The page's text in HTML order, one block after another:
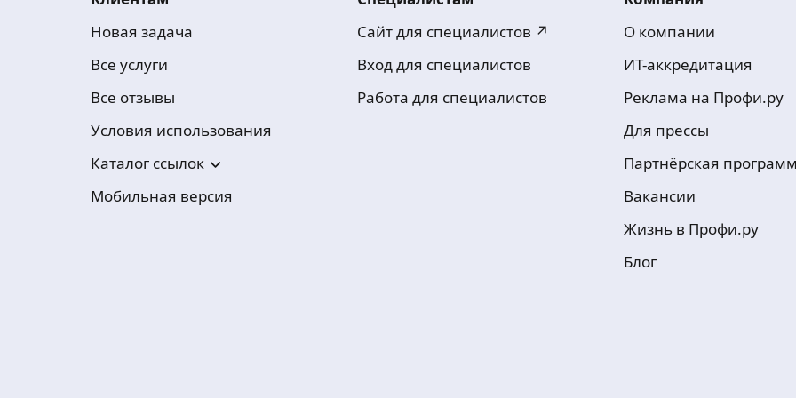
Новая задача
Все услуги
Все отзывы
Условия использования
Каталог ссылок
Мобильная версия
Сайт для специалистов ↗
Вход для специалистов
Работа для специалистов
О компании
ИТ-аккредитация
Реклама на Профи.ру
Для прессы
Партнёрская
Вакансии
Жизнь в Профи.ру
Блог